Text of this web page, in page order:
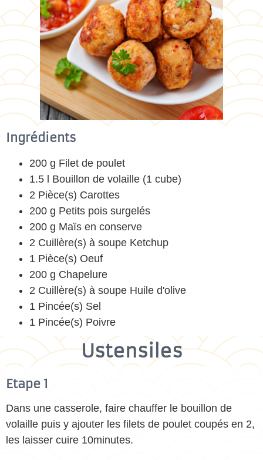
Ingrédients
200 g Filet de poulet
1.5 l Bouillon de volaille (1 cube)
2 Pièce(s) Carottes
200 g Petits pois surgelés
200 g Maïs en conserve
2 Cuillère(s) à soupe Ketchup
1 Pièce(s) Oeuf
200 g Chapelure
2 Cuillère(s) à soupe Huile d'olive
1 Pincée(s) Sel
1 Pincée(s) Poivre
Ustensiles
Etape 1
Dans une casserole, faire chauffer le bouillon de
volaille puis y ajouter les filets de poulet coupés en 2,
les laisser cuire 10minutes.